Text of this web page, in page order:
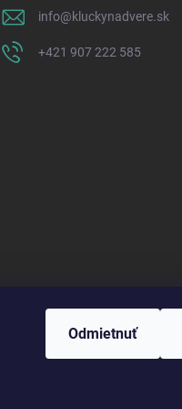
Odmietnuť
info@kluckynadvere.sk
+421 907 222 585